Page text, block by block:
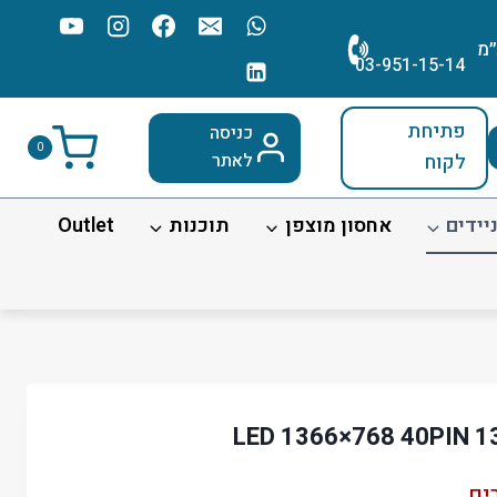
03-951-15-14
פתיחת
לקוח
כניסה
לאתר
0
אחסון מוצפן תוכנות
Outlet